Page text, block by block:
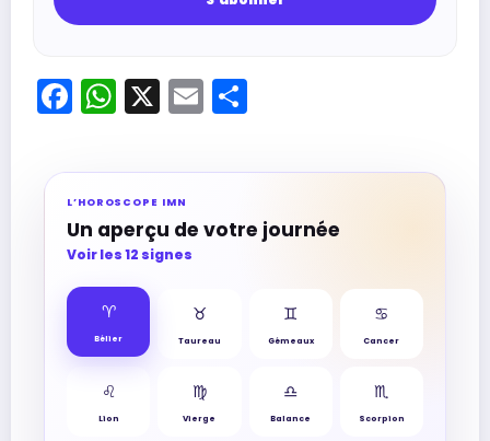
Facebook
WhatsApp
X Email
L’HOROSCOPE IMN
Un aperçu de votre journée
Voir les 12 signes
♈︎
Bélier
♉︎
Taureau
♊︎
Gémeaux
♋︎
Cancer
♌︎
Lion
♍︎
Vierge
♎︎
Balance
♏︎
Scorpion